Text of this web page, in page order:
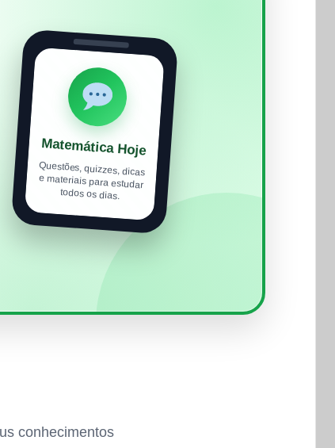
Matemática Hoje
Questões, quizzes, dicas
e materiais para estudar
todos os dias.
conhecimentos